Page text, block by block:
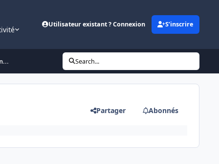
Utilisateur existant ? Connexion S’inscrire
Search...
Partager Abonnés